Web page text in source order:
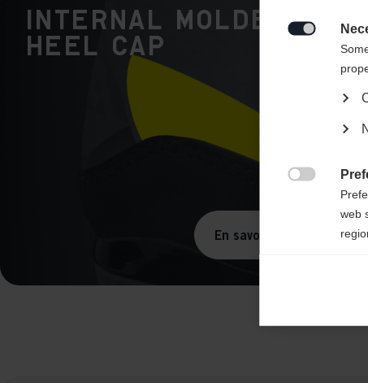
Internal Molded
Heel Cap
En savoir plus
United
web